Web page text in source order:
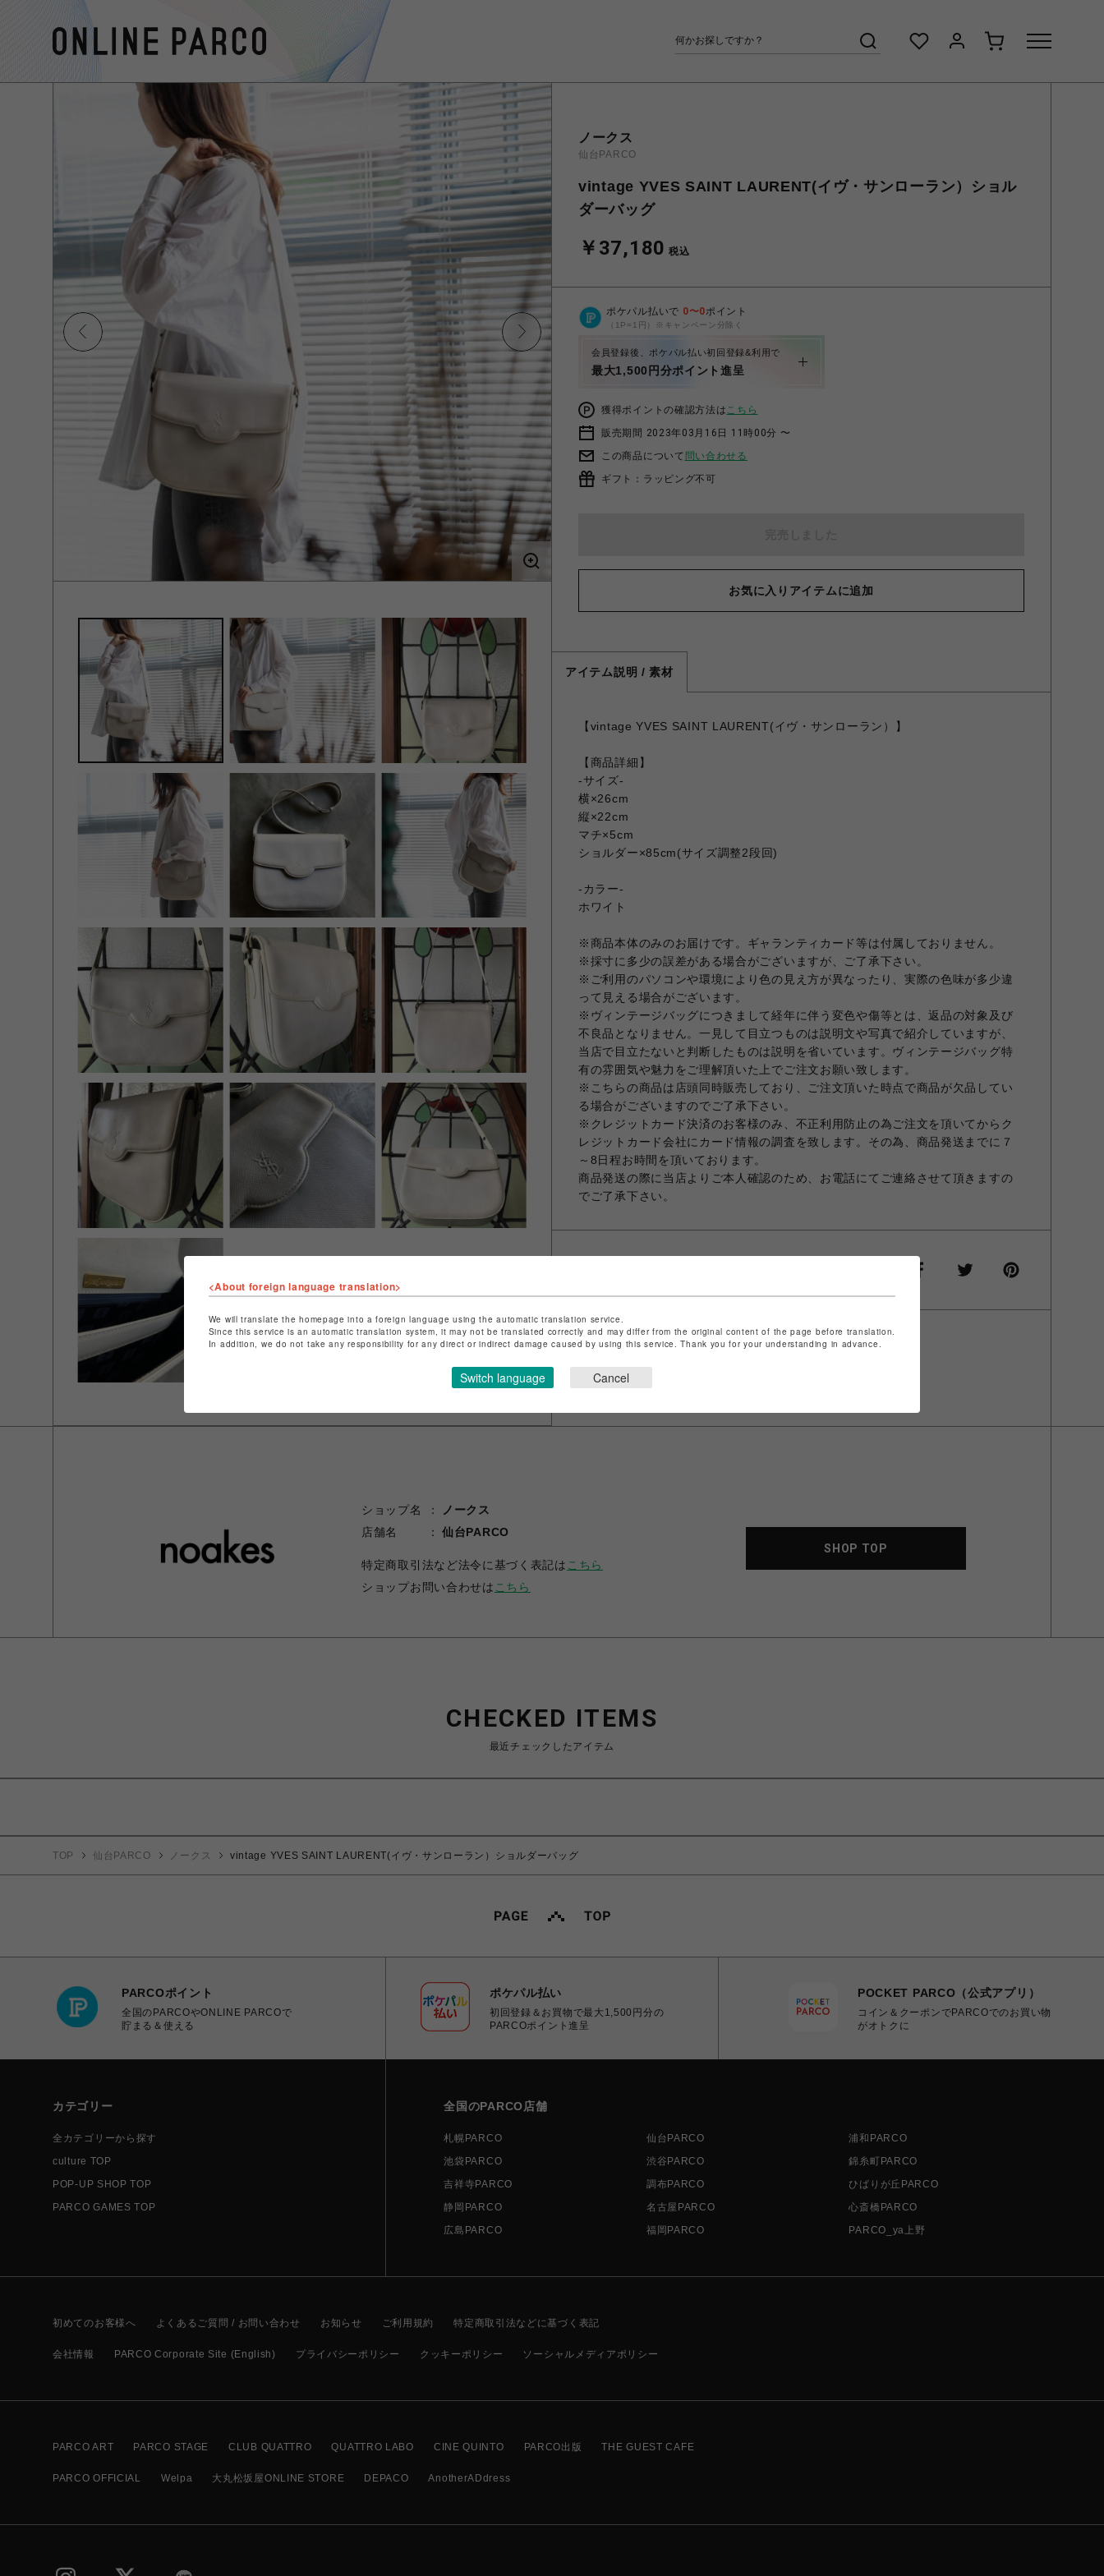
ノークス
仙台PARCO
vintage YVES SAINT LAURENT(イヴ・サンローラン）ショル
ダーバッグ
￥37,180 税込
ポケパル払いで 0〜0ポイント
（1P=1円）※キャンペーン分除く
会員登録後、ポケパル払い初回登録&利用で
最大1,500円分ポイント進呈
獲得ポイントの確認方法はこちら
販売期間 2023年03月16日 11時00分 〜
この商品について 問い合わせる
ギフト：ラッピング不可
お気に入りアイテムに追加
アイテム説明 / 素材
【vintage YVES SAINT LAURENT(イヴ・サンローラン）】
【商品詳細】
-サイズ-
横×26cm
縦×22cm
マチ×5cm
ショルダー×85cm(サイズ調整2段回)
-カラー-
ホワイト
※商品本体のみのお届けです。ギャランティカード等は付属しておりません。
※採寸に多少の誤差がある場合がございますが、ご了承下さい。
※ご利用のパソコンや環境により色の見え方が異なったり、実際の色味が多少違
って見える場合がございます。
※ヴィンテージバッグにつきまして経年に伴う変色や傷等とは、返品の対象及び
不良品となりません。一見して目立つものは説明文や写真で紹介していますが、
当店で目立たないと判断したものは説明を省いています。ヴィンテージバッグ特
有の雰囲気や魅力をご理解頂いた上でご注文お願い致します。
※こちらの商品は店頭同時販売しており、ご注文頂いた時点で商品が欠品してい
る場合がございますのでご了承下さい。
※クレジットカード決済のお客様のみ、不正利用防止の為ご注文を頂いてからク
レジットカード会社にカード情報の調査を致します。その為、商品発送までに７
～8日程お時間を頂いております。
商品発送の際に当店よりご本人確認のため、お電話にてご連絡させて頂きますの
でご了承下さい。
ショップ名
ノークス
店舗名
仙台PARCO
特定商取引法など法令に基づく表記は こちら
ショップお問い合わせは こちら
SHOP TOP
CHECKED ITEMS
最近チェックしたアイテム
TOP 仙台PARCO ノークス vintage YVES SAINT LAURENT(イヴ・サンローラン）ショルダーバッグ
PARCOポイント
全国のPARCOやONLINE PARCOで
貯まる＆使える
ポケパル払い
初回登録＆お買物で最大1,500円分の
PARCOポイント進呈
POCKET PARCO（公式アプリ）
コイン＆クーポンでPARCOでのお買い物
がオトクに
カテゴリー
全カテゴリーから探す
culture TOP
POP-UP SHOP TOP
PARCO GAMES TOP
全国のPARCO店舗
札幌PARCO 仙台PARCO
浦和PARCO
池袋PARCO
渋谷PARCO
錦糸町PARCO
吉祥寺PARCO
調布PARCO
ひばりが丘PARCO
静岡PARCO
名古屋PARCO
心斎橋PARCO
広島PARCO
福岡PARCO PARCO_ya上野
初めてのお客様へ よくあるご質問 / お問い合わせ お知らせ ご利用規約 特定商取引法などに基づく表記
会社情報 PARCO Corporate Site (English) プライバシーポリシー クッキーポリシー ソーシャルメディアポリシー
PARCO ART PARCO STAGE CLUB QUATTRO QUATTRO LABO CINE QUINTO PARCO出版 THE GUEST CAFE
PARCO OFFICIAL Welpa 大丸松坂屋ONLINE STORE DEPACO AnotherADdress
<About foreign language translation>
We will translate the homepage into a foreign language using the automatic translation service.
Since this service is an automatic translation system, it may not be translated correctly and may differ from the original content of the page before translation.
In addition, we do not take any responsibility for any direct or indirect damage caused by using this service. Thank you for your understanding in advance.
Switch language Cancel